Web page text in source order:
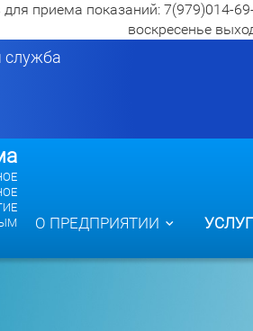
приема показаний: 7(979)014-
воскресенье
служба
О ПРЕДПРИЯТИИ